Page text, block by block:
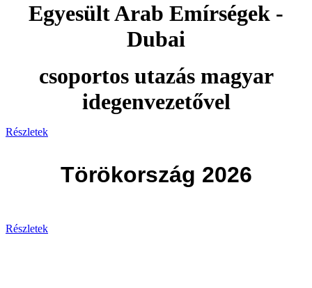
Egyesült Arab Emírségek -
Dubai
csoportos utazás magyar
idegenvezetővel
Részletek
Törökország 2026
Részletek